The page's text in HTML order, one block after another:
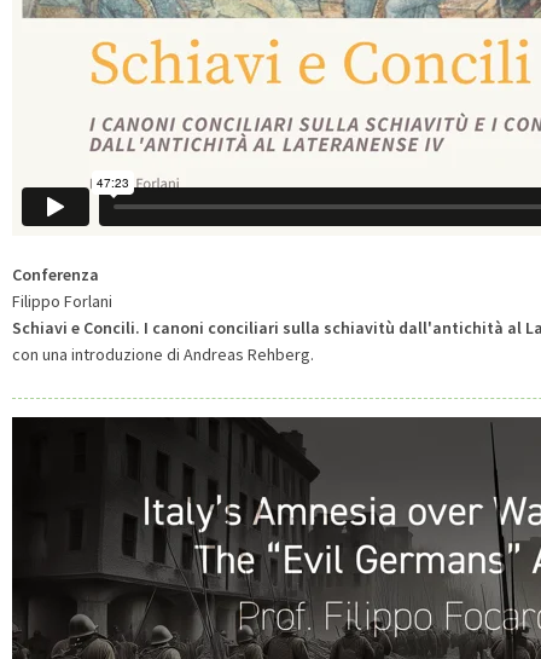
Conferenza
Filippo Forlani
Schiavi e Concili. I canoni conciliari sulla schiavitù dall'antichità al
con una introduzione di Andreas Rehberg.